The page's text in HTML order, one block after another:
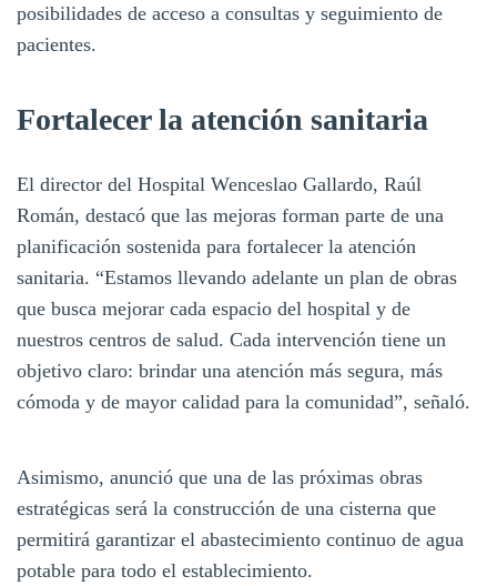
posibilidades de acceso a consultas y seguimiento de
pacientes.
Fortalecer la atención sanitaria
El director del Hospital Wenceslao Gallardo, Raúl
Román, destacó que las mejoras forman parte de una
planificación sostenida para fortalecer la atención
sanitaria. “Estamos llevando adelante un plan de obras
que busca mejorar cada espacio del hospital y de
nuestros centros de salud. Cada intervención tiene un
objetivo claro: brindar una atención más segura, más
cómoda y de mayor calidad para la comunidad”, señaló.
Asimismo, anunció que una de las próximas obras
estratégicas será la construcción de una cisterna que
permitirá garantizar el abastecimiento continuo de agua
potable para todo el establecimiento.